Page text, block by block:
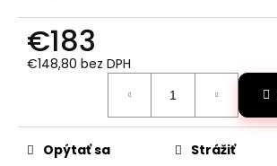
€183
€148,80 bez DPH
Opýtať sa Strážiť
e